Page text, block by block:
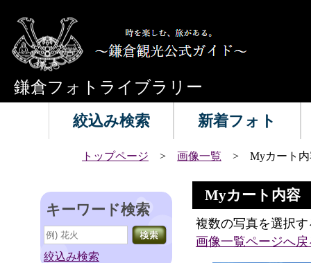
鎌倉フォトライブラリー
絞込み検索 新着フォト
トップページ > 画像一覧 > Myカート内
キーワード検索
絞込み検索
Myカート内容
複数の写真を選択
画像一覧ページへ戻